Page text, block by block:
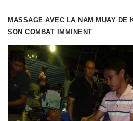
MASSAGE AVEC LA NAM MUAY DE
SON COMBAT IMMINENT